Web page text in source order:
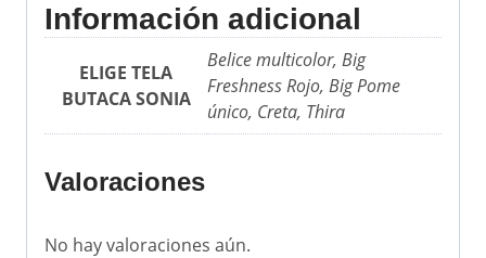
Información adicional
ELIGE TELA
BUTACA SONIA
Belice multicolor, Big
Freshness Rojo, Big Pome
único, Creta, Thira
Valoraciones
No hay valoraciones aún.